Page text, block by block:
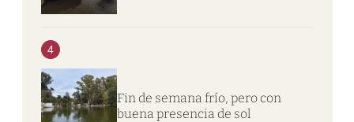
4
Fin de semana frío, pero con
buena presencia de sol